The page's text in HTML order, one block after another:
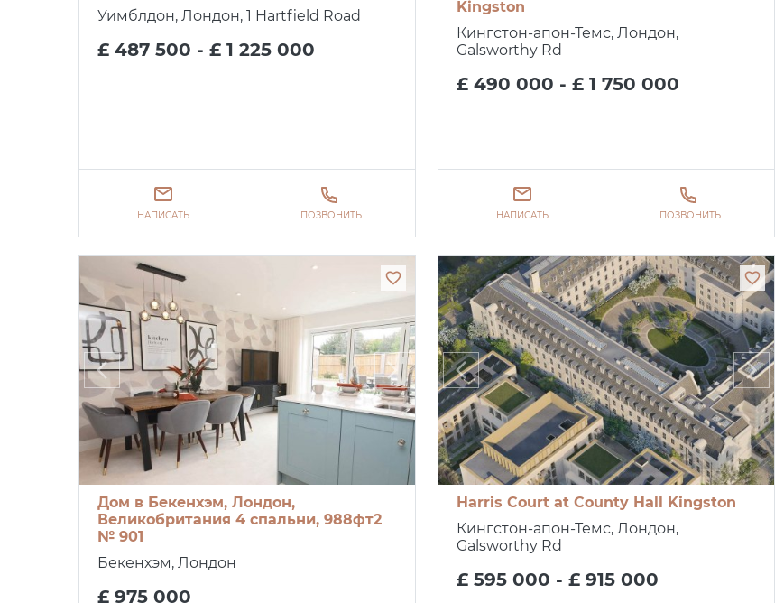
Уимблдон, Лондон, 1 Hartfield Road
£ 487 500 - £ 1 225 000
НАПИСАТЬ ПОЗВОНИТЬ
Kingston
Кингстон-апон-Темс, Лондон,
Galsworthy Rd
£ 490 000 - £ 1 750 000
НАПИСАТЬ ПОЗВОНИТЬ
Дом в Бекенхэм, Лондон,
Великобритания 4 спальни, 988фт2
№ 901
Бекенхэм, Лондон
£ 975 000
Harris Court at County Hall Kingston
Кингстон-апон-Темс, Лондон,
Galsworthy Rd
£ 595 000 - £ 915 000